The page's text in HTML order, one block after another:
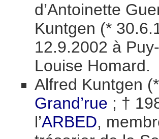
d’Antoinette
Kuntgen (*
12.9.2002 à
Louise Homard.
Alfred Kuntgen
Grand’rue ; †
l’ARBED,